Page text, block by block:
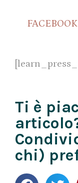
FACEBOOK
Ti è
chi)